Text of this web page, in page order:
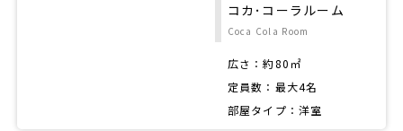
コカ･コーラルーム
Coca Cola Room
広さ：約80㎡
定員数：最大4名
部屋タイプ：洋室